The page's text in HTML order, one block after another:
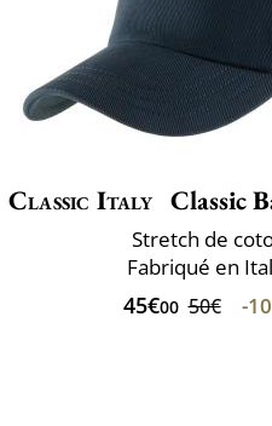
Classic Italy Classic
Stretch de
Fabriqué en
45€00 50€ -